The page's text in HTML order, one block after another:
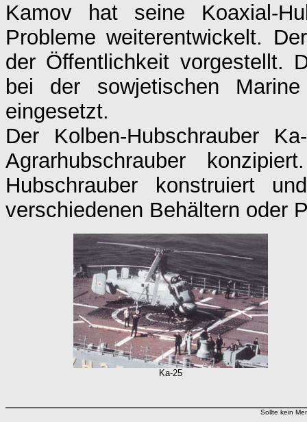
Kamov hat seine Koaxial-
Probleme weiterentwickelt.
der Öffentlichkeit vorgestellt.
bei der sowjetischen
eingesetzt.
Der Kolben-Hubschrauber
Agrarhubschrauber
Hubschrauber konstruiert
verschiedenen Behältern oder
Ka-25
Sollte kein